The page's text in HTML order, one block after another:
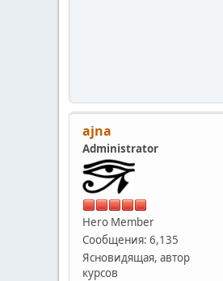
ajna
Administrator
Hero Member
Сообщения: 6,135
Ясновидящая, автор
курсов